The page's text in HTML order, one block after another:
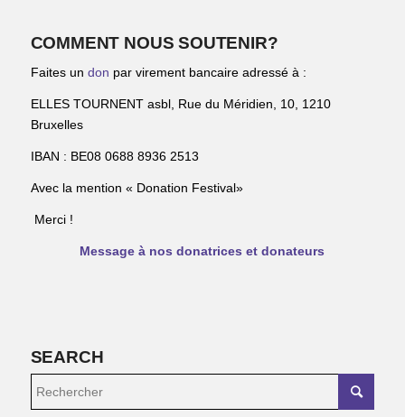
COMMENT NOUS SOUTENIR?
Faites un don par virement bancaire adressé à :
ELLES TOURNENT asbl, Rue du Méridien, 10, 1210
Bruxelles
IBAN : BE08 0688 8936 2513
Avec la mention « Donation Festival»
Merci !
Message à nos donatrices et donateurs
SEARCH